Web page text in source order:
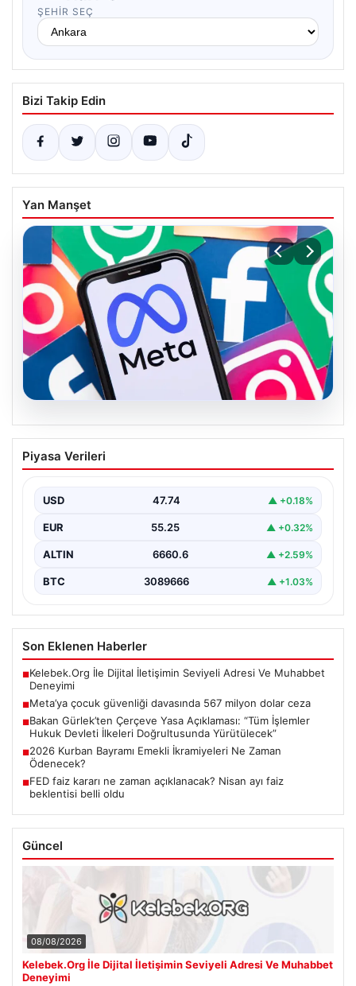
ŞEHIR SEÇ
Bizi Takip Edin
Yan Manşet
07.08.2026
Meta’ya çocuk güvenliği davasında 567
milyon dolar ceza
Piyasa Verileri
USD 47.74 ▲ +0.18%
EUR 55.25 ▲ +0.32%
ALTIN 6660.6 ▲ +2.59%
BTC 3089666 ▲ +1.03%
Son Eklenen Haberler
■Kelebek.Org İle Dijital İletişimin Seviyeli Adresi Ve Muhabbet
Deneyimi
■Meta’ya çocuk güvenliği davasında 567 milyon dolar ceza
■Bakan Gürlek’ten Çerçeve Yasa Açıklaması: “Tüm İşlemler
Hukuk Devleti İlkeleri Doğrultusunda Yürütülecek”
■2026 Kurban Bayramı Emekli İkramiyeleri Ne Zaman
Ödenecek?
■FED faiz kararı ne zaman açıklanacak? Nisan ayı faiz
beklentisi belli oldu
Güncel
08/08/2026
Kelebek.Org İle Dijital İletişimin Seviyeli Adresi Ve Muhabbet
Deneyimi